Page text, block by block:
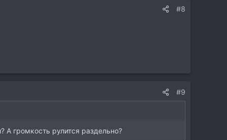
#8
#9
громкость рулится раздельно?